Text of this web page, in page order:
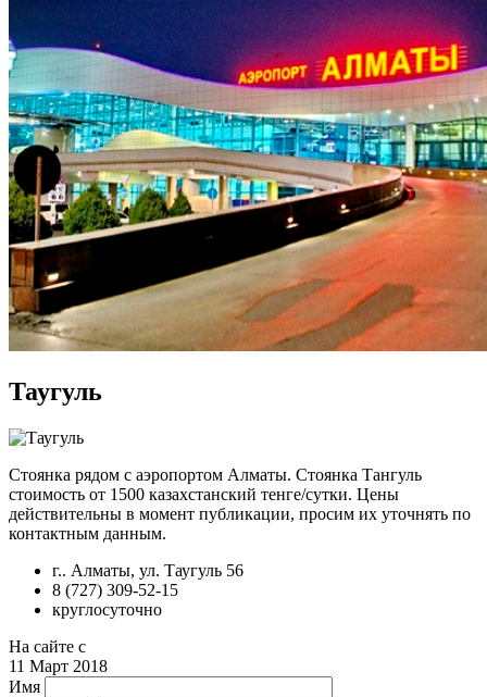
Таугуль
Стоянка рядом с аэропортом Алматы. Стоянка Тангуль
стоимость от 1500 казахстанский тенге/сутки. Цены
действительны в момент публикации, просим их уточнять по
контактным данным.
г.. Алматы, ул. Таугуль 56
8 (727) 309-52-15
круглосуточно
На сайте с
11 Март 2018
Имя